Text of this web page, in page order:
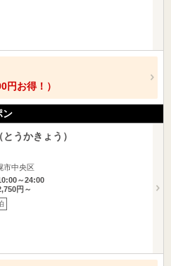
円お得！）
ン
うかきょう）
市中央区
～24:00
円～